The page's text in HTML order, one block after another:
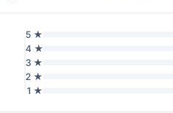
5 ★
4 ★
3 ★
2 ★
1 ★